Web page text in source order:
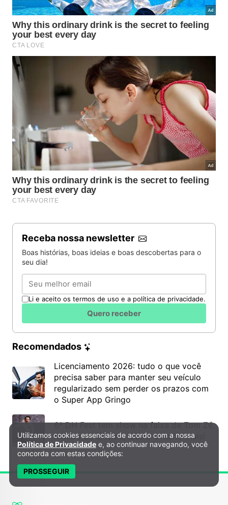
Receba nossa newsletter
Boas histórias, boas ideias e boas descobertas para o
seu dia!
Email
Li e aceito os termos de uso e a política de privacidade.
Quero receber
Recomendados
Licenciamento 2026: tudo o que você
precisa saber para manter seu veículo
regularizado sem perder os prazos com
o Super App Gringo
6º DH Fest tem show na faixa de Tom Zé,
mostra de cinema, teatro e muito mais!
Política de Privacidade e Cookies
Utilizamos cookies essenciais de acordo com a nossa
Política de Privacidade e, ao continuar navegando, você
concorda com estas condições:
PROSSEGUIR